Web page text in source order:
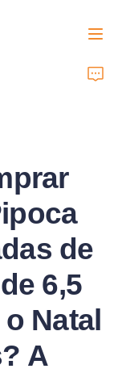
de
6,5
Natal
A